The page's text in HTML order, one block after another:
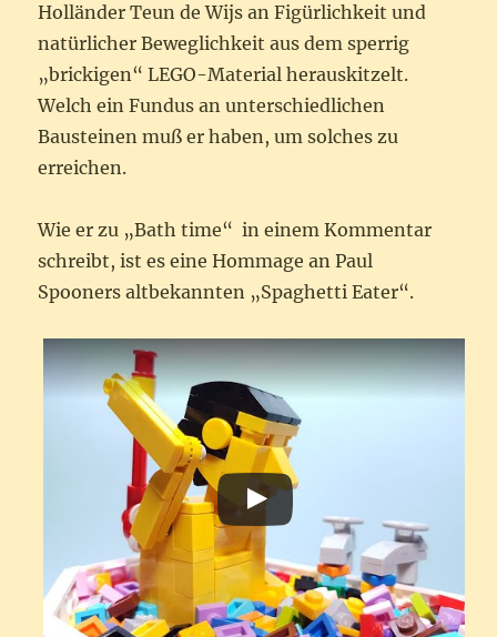
Holländer Teun de Wijs an Figürlichkeit und
natürlicher Beweglichkeit aus dem sperrig
„brickigen“ LEGO-Material herauskitzelt.
Welch ein Fundus an unterschiedlichen
Bausteinen muß er haben, um solches zu
erreichen.
Wie er zu „Bath time“ in einem Kommentar
schreibt, ist es eine Hommage an Paul
Spooners altbekannten „Spaghetti Eater“.